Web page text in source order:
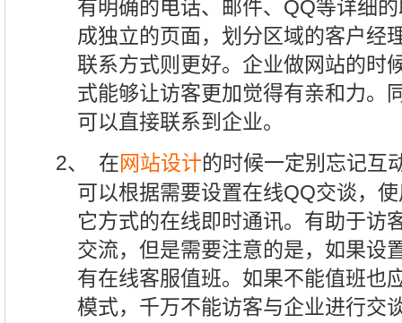
有明确的电话、邮件、 QQ等详细
成独立的页面，划分区域的客户经
联系方式则更好。企业做网站的时
式能够让访客更加觉得有亲和力。
可以直接联系到企业。
2、
在网站设计的时候一定别忘记互
可以根据需要设置在线QQ交谈，
它方式的在线即时通讯。有助于访
交流，但是需要注意的是，如果设
有在线客服值班。如果不能值班也
模式，千万不能访客与企业进行交